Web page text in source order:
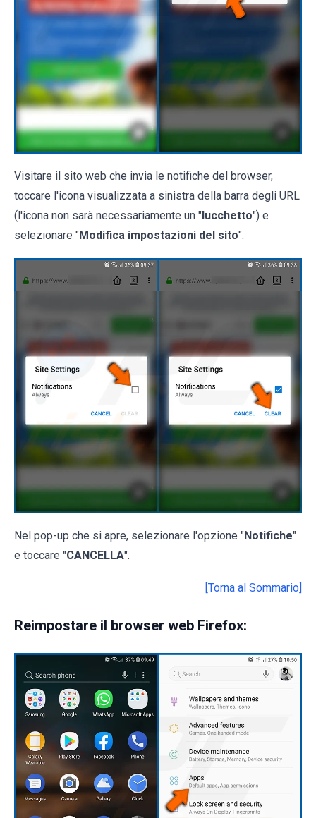
Visitare il sito web che invia le notifiche del browser,
toccare l'icona visualizzata a sinistra della barra degli URL
(l'icona non sarà necessariamente un " lucchetto") e
selezionare "Modifica impostazioni del sito".
Nel pop-up che si apre, selezionare l'opzione "Notifiche"
e toccare "CANCELLA".
[Torna al Sommario]
Reimpostare il browser web Firefox: